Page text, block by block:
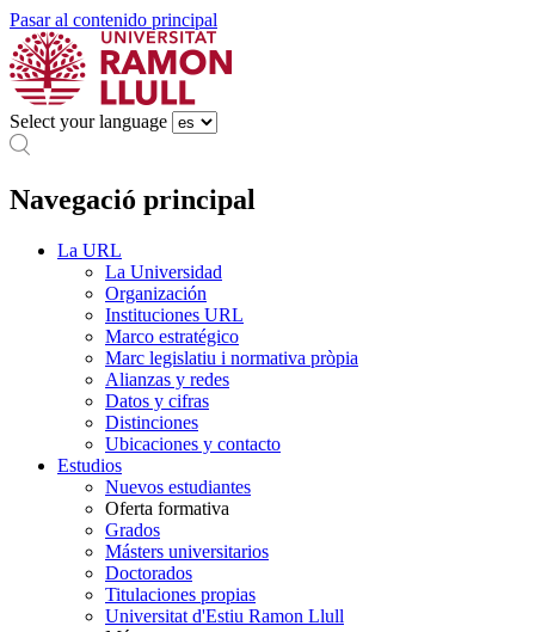
Pasar al contenido principal
Select your language
Navegació principal
La URL
La Universidad
Organización
Instituciones URL
Marco estratégico
Marc legislatiu i normativa pròpia
Alianzas y redes
Datos y cifras
Distinciones
Ubicaciones y contacto
Estudios
Nuevos estudiantes
Oferta formativa
Grados
Másters universitarios
Doctorados
Titulaciones propias
Universitat d'Estiu Ramon Llull